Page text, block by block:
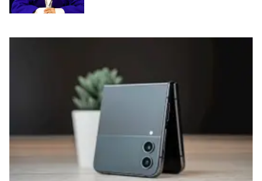
Laatste nieuws